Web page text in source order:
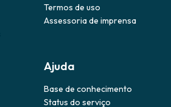
Termos de uso
Assessoria de imprensa
Ajuda
Base de conhecimento
Status do serviço